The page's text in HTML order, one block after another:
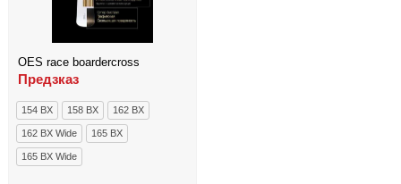
OES race boardercross
Предзказ
154 BX 158 BX 162 BX
162 BX Wide 165 BX
165 BX Wide